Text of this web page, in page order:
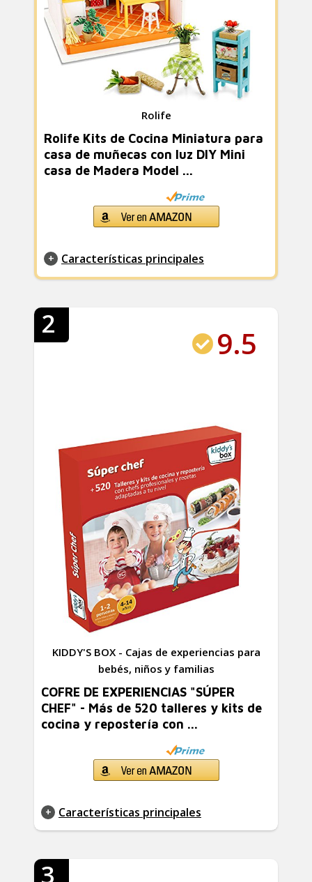
Rolife
Rolife Kits de Cocina Miniatura para
casa de muñecas con luz DIY Mini
casa de Madera Model ...
Características principales
2
9.5
KIDDY'S BOX - Cajas de experiencias para
bebés, niños y familias
COFRE DE EXPERIENCIAS "SÚPER
CHEF" - Más de 520 talleres y kits de
cocina y repostería con ...
Características principales
3